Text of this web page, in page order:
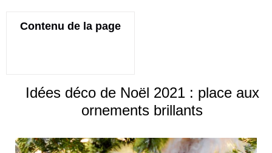
Contenu de la page
Idées déco de Noël 2021 : place aux
ornements brillants